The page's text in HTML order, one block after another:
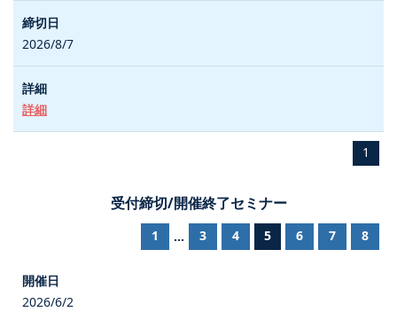
2026/8/7
詳細
1
受付締切/開催終了セミナー
1 ... 3 4 5 6 7 8
2026/6/2